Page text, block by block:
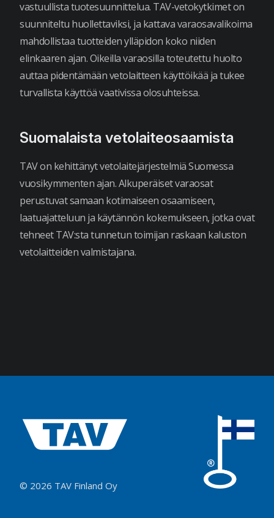
vastuullista tuotesuunnittelua. TAV-vetokytkimet on
suunniteltu huollettaviksi, ja kattava varaosavalikoima
mahdollistaa tuotteiden ylläpidon koko niiden
elinkaaren ajan. Oikeilla varaosilla toteutettu huolto
auttaa pidentämään vetolaitteen käyttöikää ja tukee
turvallista käyttöä vaativissa olosuhteissa.
Suomalaista vetolaiteosaamista
TAV on kehittänyt vetolaitejärjestelmiä Suomessa
vuosikymmenten ajan. Alkuperäiset varaosat
perustuvat samaan kotimaiseen osaamiseen,
laatuajatteluun ja käytännön kokemukseen, jotka ovat
tehneet TAV:sta tunnetun toimijan raskaan kaluston
vetolaitteiden valmistajana.
© 2026 TAV Finland Oy